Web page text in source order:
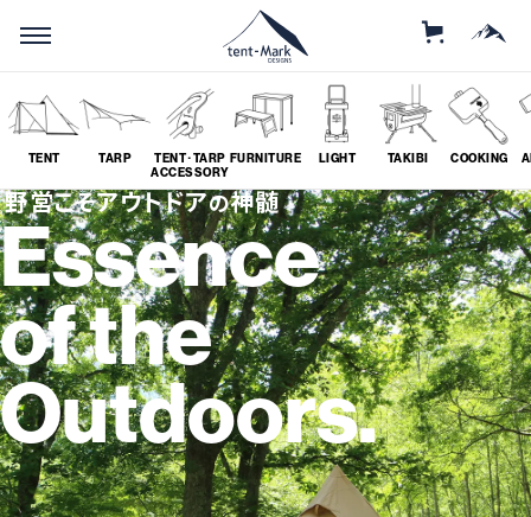
STORE MOUNTAIN
TENT TARP
TENT･TARP
ACCESSORY
FURNITURE LIGHT TAKIBI COOKING
SEARCH
ソロ
# SOLO
グループ
# GROUP
ツーリング
# TOURING
料理
# COOKING
野営こそアウトドアの神髄
Essence
of the
Outdoors.